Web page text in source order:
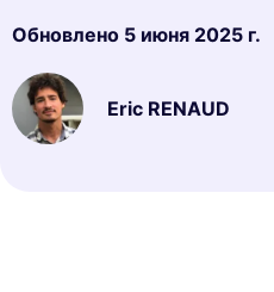
Обновлено 5 июня 2025 г.
Eric RENAUD